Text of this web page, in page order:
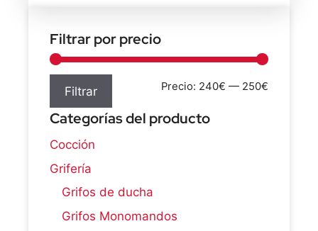
Filtrar por precio
Filtrar Precio: 240€ — 250€
Categorías del producto
Cocción
Grifería
Grifos de ducha
Grifos Monomandos